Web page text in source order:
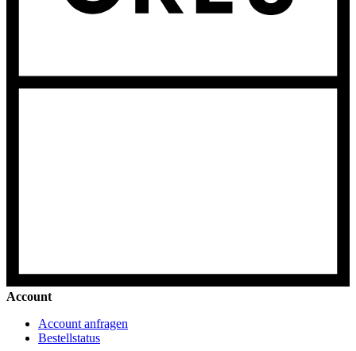
Account
Account anfragen
Bestellstatus